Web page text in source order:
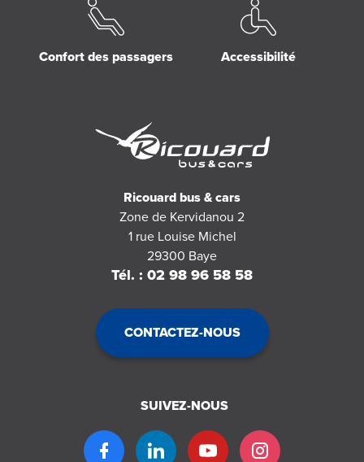
Confort des passagers Accessibilité
Ricouard bus & cars
Zone de Kervidanou 2
1 rue Louise Michel
29300 Baye
Tél. : 02 98 96 58 58
CONTACTEZ-NOUS
SUIVEZ-NOUS